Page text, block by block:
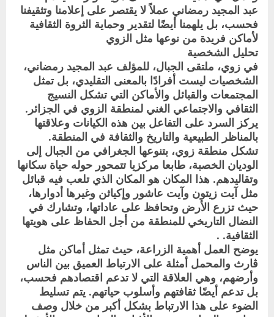
عبد المجيد رمضاني عملاً لا يقتصر على إعلامنا وتثقيفنا
فحسب، بل يلهمنا أيضًا لتقدير وحماية الثروة الثقافية
لأماكن فريدة من نوعها مثل الزوي
تحليل الشخصية
في زوي، ملتقى الجبال، للمؤلف عبد المجيد رمضاني،
الشخصيات ليست أفرادًا بالمعنى التقليدي، بل تمثل
المجتمعات والقبائل والأماكن التي تشكل النسيج
الثقافي والاجتماعي الغني لمنطقة الزوي في الجزائر.
يركز السرد على التفاعل بين هذه الكيانات وعلاقتها
بالمناظر الطبيعية والتاريخ والثقافة في المنطقة.
تشكل منطقة زوي، بتنوعها الجغرافي من الجبال إلى
الوديان الخصبة، طابعا مركزيا تتمحور حوله حياة سكانها
وتقاليدهم. هذا المكان هو المكان الذي تلعب فيه قبائل
مثل آيت زيتون وآيت عاشور وإكياثن وغيرها أدوارها،
حيث تزرع الأرض وتحافظ على عاداتها، وتشارك في
النضال التاريخي للمنطقة من أجل الحفاظ على هويتها
الثقافية. .
يوضح العمل أهمية الزراعة، حيث تمثل أماكن مثل
ڤارث والمحمل أمثلة على الارتباط العميق بين الناس
وأرضهم، وهي العلاقة التي لا تدعم اقتصادهم فحسب،
بل تدعم أيضًا ثقافتهم وأسلوب حياتهم. يتم تسليط
الضوء على هذا الارتباط بشكل أكبر من خلال وصف